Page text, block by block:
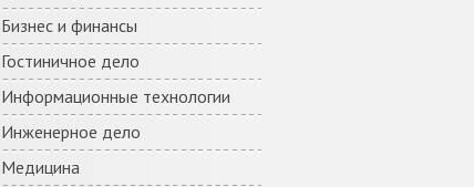
Бизнес и финансы
Гостиничное дело
Информационные технологии
Инженерное дело
Медицина